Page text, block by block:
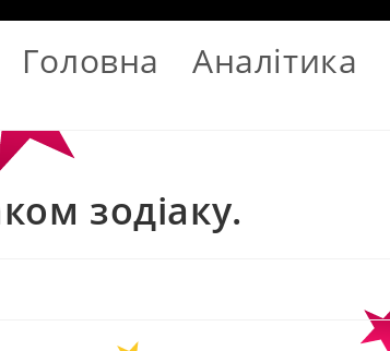
Головна Аналітика
зодіаку.